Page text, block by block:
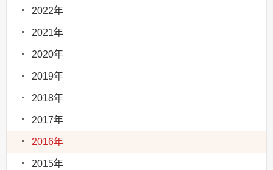
2022年
2021年
2020年
2019年
2018年
2017年
2016年
2015年